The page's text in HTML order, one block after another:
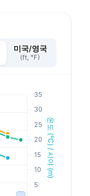
미국/영국
(ft, °F)